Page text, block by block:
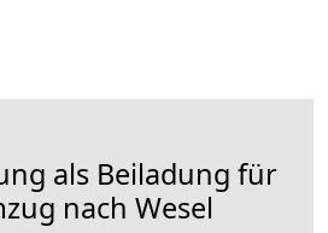
als Beiladung für
nach Wesel